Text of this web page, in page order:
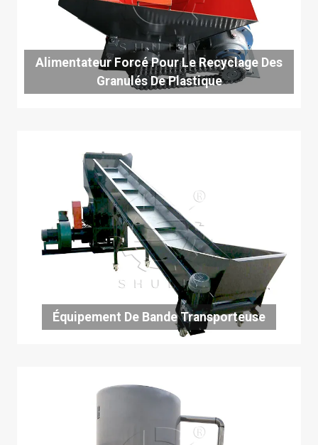
Alimentateur Forcé Pour Le Recyclage Des
Granulés De Plastique
Équipement De Bande Transporteuse